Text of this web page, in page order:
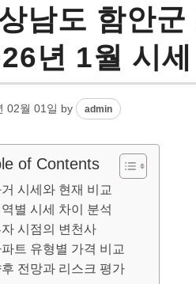
남도 함안
년 1월 시세
02월 01일 by admin
of Contents
시세와 현재 비교
별 시세 차이 분석
시점의 변천사
트 유형별 가격 비교
전망과 리스크 평가